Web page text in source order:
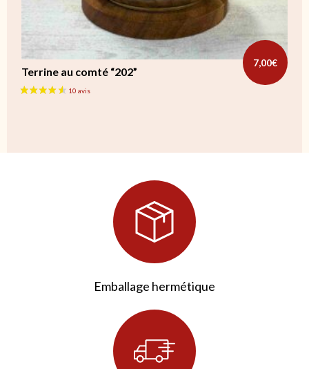
Terrine au comté “202”
7,00€
Emballage hermétique